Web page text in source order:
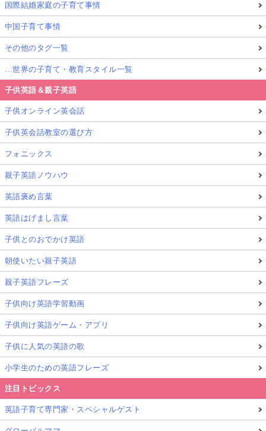
Q1. なぜ日本の英語教育だけでは話せるようにな
らない？
結論：英語を使う場が圧倒的に足りない
教室外は日本語環境で、実践機会が乏しいため。語学
は「使う」回数で定着。
Q2. マレーシアが親子留学に最適な理由は？
結論：英語を使う必然が日常にある
英語が共通語の多民族国家で、買い物や移動も自然に
実践の場になる。
Q3. 英語力を伸ばすにはどんな学び方が有効？
結論：習う→使うを毎日回す環境が鍵
授業＋現地体験を同日に繰り返すと、記憶が定着しや
すく成功体験が積みやすい。
Q4. ママも英語を学べるチャンスはある？
結論：親子同時に英語を学ぶ機会が豊富
大人向けレッスンや学校視察で、母自身のリスキリン
グも可能。
国際結婚家庭の子育て事情
中国子育て事情
その他のタグ一覧
…世界の子育て・教育スタイル一覧
子供英語＆親子英語
子供オンライン英会話
子供英会話教室の選び方
フォニックス
親子英語ノウハウ
英語褒め言葉
英語はげまし言葉
子供とのおでかけ英語
朝使いたい親子英語
親子英語フレーズ
子供向け英語学習動画
子供向け英語ゲーム・アプリ
子供に人気の英語の歌
小学生のための英語フレーズ
注目トピックス
英語子育て専門家・スペシャルゲスト